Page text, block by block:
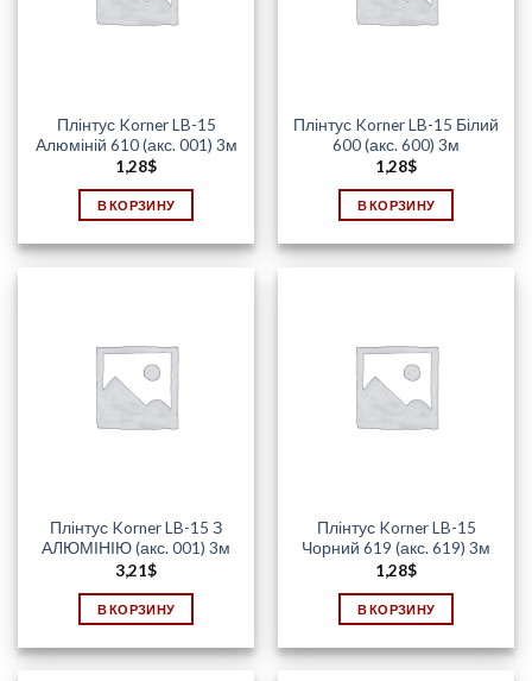
Плінтус Korner LB-15
Алюміній 610 (акс. 001) 3м
1,28$
В КОРЗИНУ
Плінтус Korner LB-15 Білий
600 (акс. 600) 3м
1,28$
В КОРЗИНУ
Плінтус Korner LB-15 З
АЛЮМІНІЮ (акс. 001) 3м
3,21$
В КОРЗИНУ
Плінтус Korner LB-15
Чорний 619 (акс. 619) 3м
1,28$
В КОРЗИНУ